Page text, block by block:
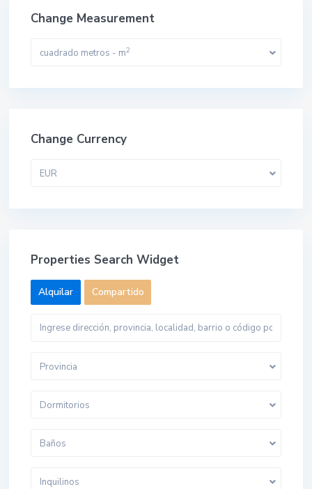
Change Measurement
cuadrado metros - m2
Change Currency
EUR
Properties Search Widget
Alquilar Compartido
Provincia
Dormitorios
Baños
Inquilinos